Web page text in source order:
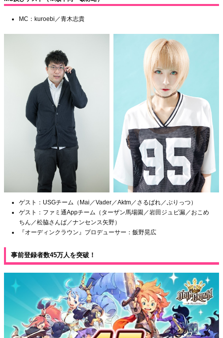
MC：kuroebi／青木志貴
ゲスト：USGチーム（Mai／Vader／Aktm／さるばれ／ぶりっつ）
ゲスト：ファミ通Appチーム（ターザン馬場園／岩田ジュビ漏／おこめ
ちん／松脇さんば／ナンセンス矢野）
『オーディンクラウン』プロデューサー：飯野晃広
事前登録者数45万人を突破！